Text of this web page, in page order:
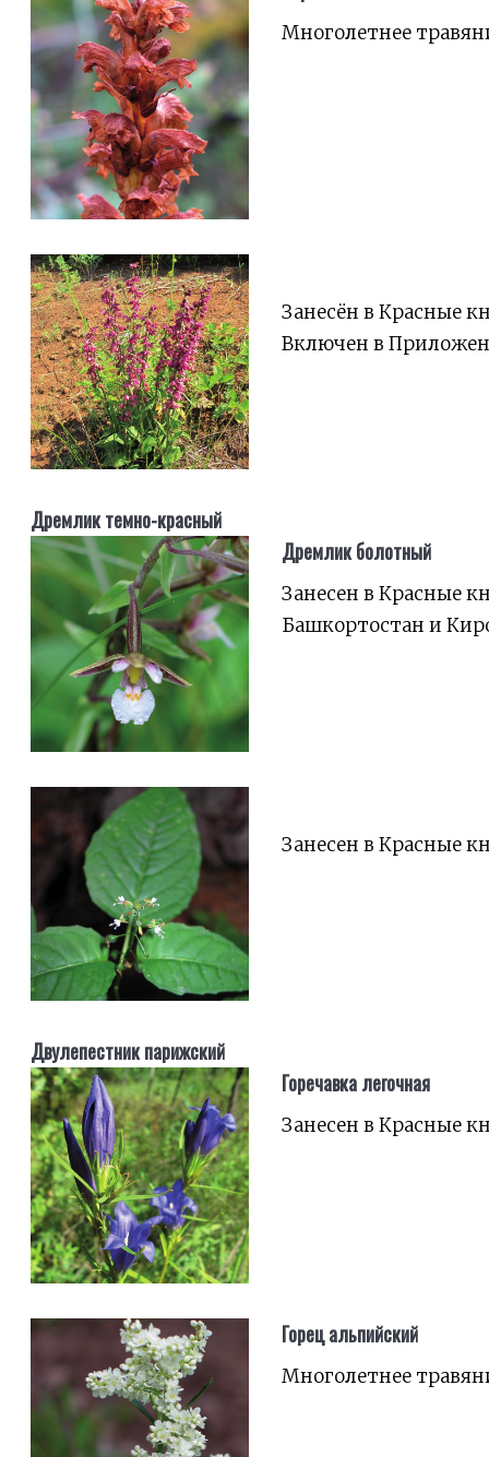
Многолетнее
Дремлик темно-красный
Занесён в Красные
Включен в
Дремлик болотный
Занесен в Красные
Башкортостан и
Двулепестник парижский
Занесен в Красные
Горечавка легочная
Занесен в Красные
Горец альпийский
Многолетнее